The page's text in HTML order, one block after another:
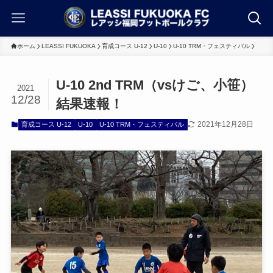
ホーム LEASSI FUKUOKA 育成コース U-12 U-10 U-10 TRM・フェスティバル
U-10 2nd TRM（vsけご、小笹）
結果速報！
2021
12/28
育成コース U-12 U-10 U-10 TRM・フェスティバル 2021年12月28日